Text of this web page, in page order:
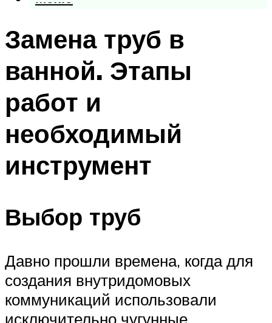
Замена труб в
ванной. Этапы
работ и
необходимый
инструмент
Выбор труб
Давно прошли времена, когда для
создания внутридомовых
коммуникаций использовали
исключительно чугунные